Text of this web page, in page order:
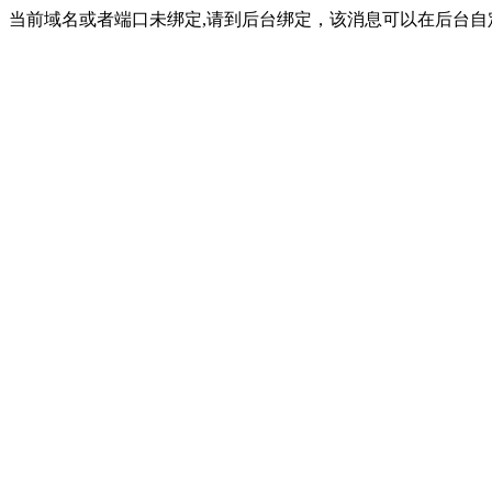
当前域名或者端口未绑定,请到后台绑定，该消息可以在后台自